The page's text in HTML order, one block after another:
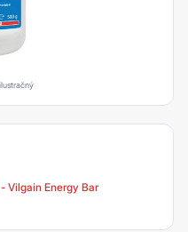
Vilgain Energy Bar